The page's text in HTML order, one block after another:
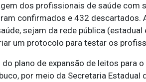
dos profissionais de saúde com
confirmados e 432 descartados.
sejam da rede pública
um protocolo para testar os
plano de expansão de leitos para
por meio da Secretaria Estadual